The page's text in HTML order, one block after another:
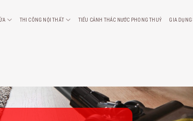
THI CÔNG NỘI THẤT TIỂU CẢNH THÁC NƯỚC PHONG THUỶ GIA DỤNG